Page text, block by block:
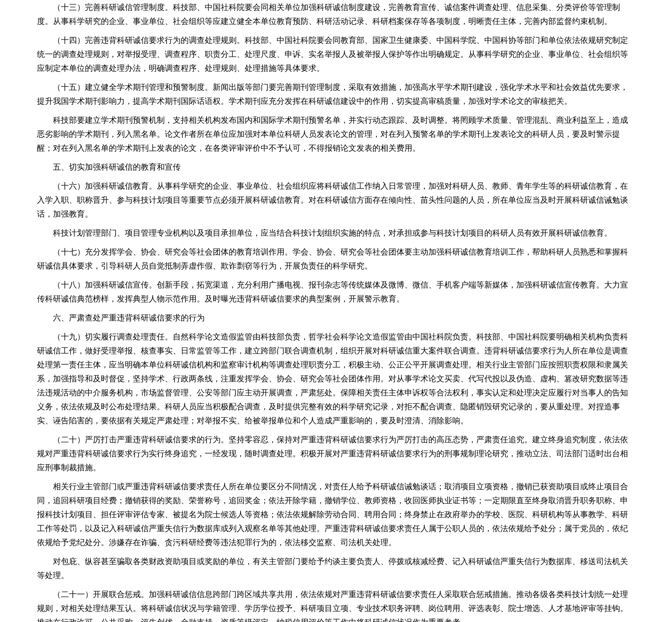
（十三）完善科研诚信管理制度。科技部、中国社科院要会同相关单位加强科研诚信制度建设，完善教育宣传、诚信案件调查处理、信息采集、分类评价等管理制
度。从事科学研究的企业、事业单位、社会组织等应建立健全本单位教育预防、科研活动记录、科研档案保存等各项制度，明晰责任主体，完善内部监督约束机制。
（十四）完善违背科研诚信要求行为的调查处理规则。科技部、中国社科院要会同教育部、国家卫生健康委、中国科学院、中国科协等部门和单位依法依规研究制定
统一的调查处理规则，对举报受理、调查程序、职责分工、处理尺度、申诉、实名举报人及被举报人保护等作出明确规定。从事科学研究的企业、事业单位、社会组织等
应制定本单位的调查处理办法，明确调查程序、处理规则、处理措施等具体要求。
（十五）建立健全学术期刊管理和预警制度。新闻出版等部门要完善期刊管理制度，采取有效措施，加强高水平学术期刊建设，强化学术水平和社会效益优先要求，
提升我国学术期刊影响力，提高学术期刊国际话语权。学术期刊应充分发挥在科研诚信建设中的作用，切实提高审稿质量，加强对学术论文的审核把关。
科技部要建立学术期刊预警机制，支持相关机构发布国内和国际学术期刊预警名单，并实行动态跟踪、及时调整。将罔顾学术质量、管理混乱、商业利益至上，造成
恶劣影响的学术期刊，列入黑名单。论文作者所在单位应加强对本单位科研人员发表论文的管理，对在列入预警名单的学术期刊上发表论文的科研人员，要及时警示提
醒；对在列入黑名单的学术期刊上发表的论文，在各类评审评价中不予认可，不得报销论文发表的相关费用。
五、切实加强科研诚信的教育和宣传
（十六）加强科研诚信教育。从事科学研究的企业、事业单位、社会组织应将科研诚信工作纳入日常管理，加强对科研人员、教师、青年学生等的科研诚信教育，在
入学入职、职称晋升、参与科技计划项目等重要节点必须开展科研诚信教育。对在科研诚信方面存在倾向性、苗头性问题的人员，所在单位应当及时开展科研诚信诫勉谈
话，加强教育。
科技计划管理部门、项目管理专业机构以及项目承担单位，应当结合科技计划组织实施的特点，对承担或参与科技计划项目的科研人员有效开展科研诚信教育。
（十七）充分发挥学会、协会、研究会等社会团体的教育培训作用。学会、协会、研究会等社会团体要主动加强科研诚信教育培训工作，帮助科研人员熟悉和掌握科
研诚信具体要求，引导科研人员自觉抵制弄虚作假、欺诈剽窃等行为，开展负责任的科学研究。
（十八）加强科研诚信宣传。创新手段，拓宽渠道，充分利用广播电视、报刊杂志等传统媒体及微博、微信、手机客户端等新媒体，加强科研诚信宣传教育。大力宣
传科研诚信典范榜样，发挥典型人物示范作用。及时曝光违背科研诚信要求的典型案例，开展警示教育。
六、严肃查处严重违背科研诚信要求的行为
（十九）切实履行调查处理责任。自然科学论文造假监管由科技部负责，哲学社会科学论文造假监管由中国社科院负责。科技部、中国社科院要明确相关机构负责科
研诚信工作，做好受理举报、核查事实、日常监管等工作，建立跨部门联合调查机制，组织开展对科研诚信重大案件联合调查。违背科研诚信要求行为人所在单位是调查
处理第一责任主体，应当明确本单位科研诚信机构和监察审计机构等调查处理职责分工，积极主动、公正公平开展调查处理。相关行业主管部门应按照职责权限和隶属关
系，加强指导和及时督促，坚持学术、行政两条线，注重发挥学会、协会、研究会等社会团体作用。对从事学术论文买卖、代写代投以及伪造、虚构、篡改研究数据等违
法违规活动的中介服务机构，市场监督管理、公安等部门应主动开展调查，严肃惩处。保障相关责任主体申诉权等合法权利，事实认定和处理决定应履行对当事人的告知
义务，依法依规及时公布处理结果。科研人员应当积极配合调查，及时提供完整有效的科学研究记录，对拒不配合调查、隐匿销毁研究记录的，要从重处理。对捏造事
实、诬告陷害的，要依据有关规定严肃处理；对举报不实、给被举报单位和个人造成严重影响的，要及时澄清、消除影响。
（二十）严厉打击严重违背科研诚信要求的行为。坚持零容忍，保持对严重违背科研诚信要求行为严厉打击的高压态势，严肃责任追究。建立终身追究制度，依法依
规对严重违背科研诚信要求行为实行终身追究，一经发现，随时调查处理。积极开展对严重违背科研诚信要求行为的刑事规制理论研究，推动立法、司法部门适时出台相
应刑事制裁措施。
相关行业主管部门或严重违背科研诚信要求责任人所在单位要区分不同情况，对责任人给予科研诚信诫勉谈话；取消项目立项资格，撤销已获资助项目或终止项目合
同，追回科研项目经费；撤销获得的奖励、荣誉称号，追回奖金；依法开除学籍，撤销学位、教师资格，收回医师执业证书等；一定期限直至终身取消晋升职务职称、申
报科技计划项目、担任评审评估专家、被提名为院士候选人等资格；依法依规解除劳动合同、聘用合同；终身禁止在政府举办的学校、医院、科研机构等从事教学、科研
工作等处罚，以及记入科研诚信严重失信行为数据库或列入观察名单等其他处理。严重违背科研诚信要求责任人属于公职人员的，依法依规给予处分；属于党员的，依纪
依规给予党纪处分。涉嫌存在诈骗、贪污科研经费等违法犯罪行为的，依法移交监察、司法机关处理。
对包庇、纵容甚至骗取各类财政资助项目或奖励的单位，有关主管部门要给予约谈主要负责人、停拨或核减经费、记入科研诚信严重失信行为数据库、移送司法机关
等处理。
（二十一）开展联合惩戒。加强科研诚信信息跨部门跨区域共享共用，依法依规对严重违背科研诚信要求责任人采取联合惩戒措施。推动各级各类科技计划统一处理
规则，对相关处理结果互认。将科研诚信状况与学籍管理、学历学位授予、科研项目立项、专业技术职务评聘、岗位聘用、评选表彰、院士增选、人才基地评审等挂钩。